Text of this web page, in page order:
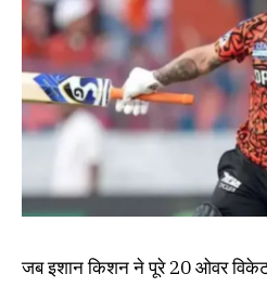
जब इशान किशन ने पूरे 20 ओवर